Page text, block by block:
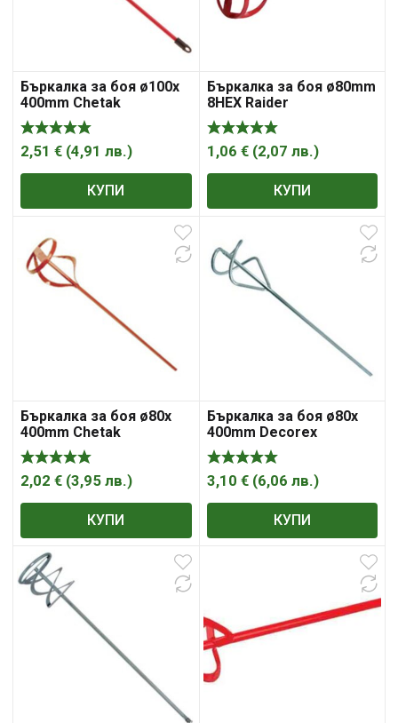
Бъркалка за боя ø100x
400mm Chetak
2,51 € (4,91 лв.)
КУПИ
Бъркалка за боя ø80mm
8HEX Raider
1,06 € (2,07 лв.)
КУПИ
Бъркалка за боя ø80x
400mm Chetak
2,02 € (3,95 лв.)
КУПИ
Бъркалка за боя ø80x
400mm Decorex
3,10 € (6,06 лв.)
КУПИ